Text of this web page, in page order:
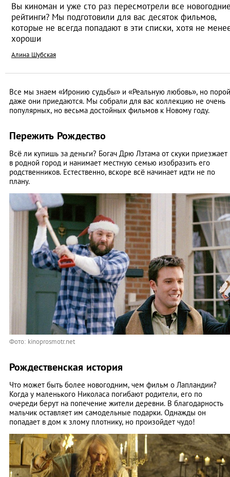
Вы киноман и уже сто раз пересмотрели все
рейтинги? Мы подготовили для вас десяток фильмов,
которые не всегда попадают в эти списки, хотя не
хороши
Алина Шубская
Все мы знаем «Иронию судьбы» и «Реальную любовь», но порой
даже они приедаются. Мы собрали для вас коллекцию не очень
популярных, но весьма достойных фильмов к Новому году.
Пережить Рождество
Всё ли купишь за деньги? Богач Дрю Лэтама от скуки приезжает
в родной город и нанимает местную семью изобразить его
родственников. Естественно, вскоре всё начинает идти не по
плану.
Фото: kinoprosmotr.net
Рождественская история
Что может быть более новогодним, чем фильм о Лапландии?
Когда у маленького Николаса погибают родители, его по
очереди берут на попечение жители деревни. В благодарность
мальчик оставляет им самодельные подарки. Однажды он
попадает в дом к злому плотнику, но произойдет чудо!